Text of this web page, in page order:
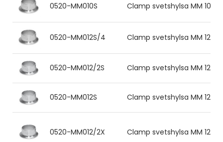
0520-MM010S Clamp svetshylsa MM
0520-MM012S/4 Clamp svetshylsa MM
0520-MM012/2S Clamp svetshylsa MM
0520-MM012S Clamp svetshylsa MM
0520-MM012/2X Clamp svetshylsa MM